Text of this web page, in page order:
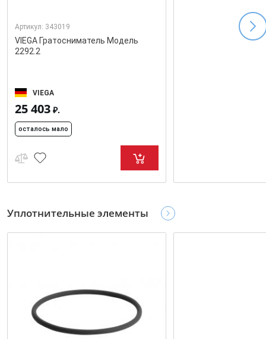
Артикул: 343019
VIEGA Гратосниматель Модель
2292.2
VIEGA
25 403 ₽.
осталось мало
Уплотнительные элементы